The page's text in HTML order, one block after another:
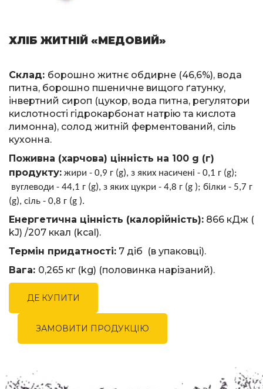
ХЛІБ ЖИТНІЙ «МЕДОВИЙ»
Склад: борошно житнє обдирне (46,6%), вода
питна, борошно пшеничне вищого ґатунку,
інвертний сироп (цукор, вода питна, регулятори
кислотності гідрокарбонат натрію та кислота
лимонна), солод житній ферментований, сіль
кухонна.
Поживна (харчова) цінність на 100 g (г)
продукту: жири - 0,9 г (g), з яких насичені - 0,1 г (g);
вуглеводи - 44,1 г (g), з яких цукри - 4,8 г (g ); білки - 5,7 г
(g), сіль - 0,8 г (g ).
Енергетична цінність (калорійність): 866 кДж (
kJ) /207 ккал (kсal).
Термін придатності: 7 діб (в упаковці).
Вага: 0,265 кг (kg) (половинка нарізаний).
ДЕ КУПИТИ
ЗАМОВИТИ ПРОДУКЦІЮ